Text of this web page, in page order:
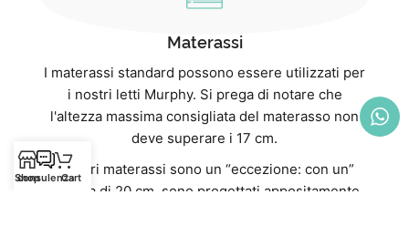
Materassi
I materassi standard possono essere utilizzati per
i nostri letti Murphy. Si prega di notare che
l'altezza massima consigliata del materasso non
deve superare i 17 cm.
I nostri materassi sono un “eccezione: con un”
altezza di 20 cm, sono progettati appositamente
Shop
consulenza
Cart